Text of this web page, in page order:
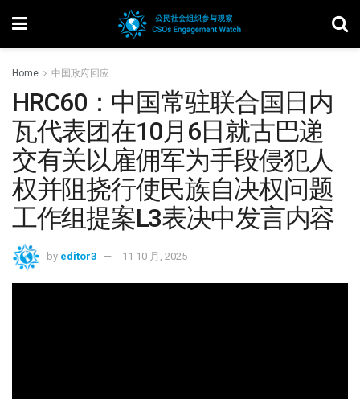
Home 中国政府回应
HRC60：中国常驻联合国日内
瓦代表团在10月6日就古巴递
交有关以雇佣军为手段侵犯人
权并阻挠行使民族自决权问题
工作组提案L3表决中发言内容
by editor3 11 10 月, 2025